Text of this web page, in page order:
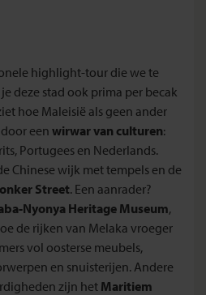
highlight-tour die we te
deze stad ook prima per becak
hoe Maleisië als geen ander
een wirwar van culturen:
Portugees en Nederlands.
Chinese wijk met tempels en de
Street. Een aanrader?
Nyonya Heritage Museum,
de rijken van Melaka vroeger
vol oosterse meubels,
en snuisterijen. Andere
zijn het Maritiem